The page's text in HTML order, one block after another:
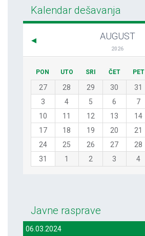
Kalendar dešavanja
AUGUST
2026
PON UTO SRI ČET PET
27 28 29 30 31
3
4 5 6 7
10
11 12 13 14
17
18 19 20 21
24
25 26 27 28
31
1 2 3 4
Javne rasprave
06.03.2024